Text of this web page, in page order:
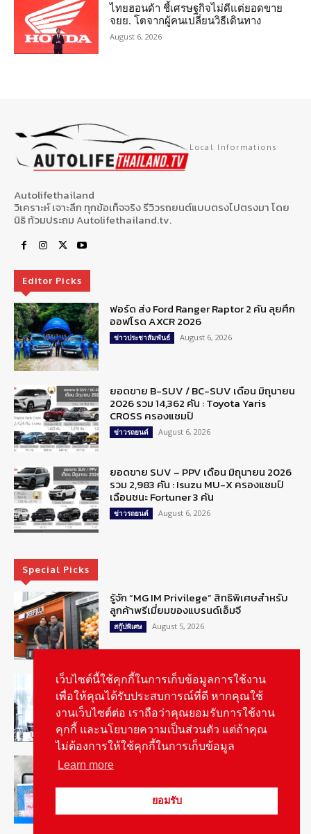
ไทยฮอนด้า ชี้เศรษฐกิจไม่ดีแต่ยอดขาย
จยย. โตจากผู้คนเปลี่ยนวิธีเดินทาง
August 6, 2026
Local Informations
Autolifethailand
วิเคราะห์ เจาะลึก ทุกข้อเท็จจริง รีวิวรถยนต์แบบตรงไปตรงมา โดย
นิธิ ท้วมประถม Autolifethailand.tv.
Editor Picks
ฟอร์ด ส่ง Ford Ranger Raptor 2 คัน ลุยศึก
ออฟโรด AXCR 2026
ข่าวประชาสัมพันธ์ August 6, 2026
ยอดขาย B-SUV / BC-SUV เดือน มิถุนายน
2026 รวม 14,362 คัน : Toyota Yaris
CROSS ครองแชมป์
ข่าวรถยนต์ August 6, 2026
ยอดขาย SUV – PPV เดือน มิถุนายน 2026
รวม 2,983 คัน : Isuzu MU-X ครองแชมป์
เฉือนชนะ Fortuner 3 คัน
ข่าวรถยนต์ August 6, 2026
Special Picks
รู้จัก “MG IM Privilege” สิทธิพิเศษสำหรับ
ลูกค้าพรีเมี่ยมของแบรนด์เอ็มจี
สกู๊ปพิเศษ August 5, 2026
สัมภาษณ์ประธานไทยฮอนด้าคนใหม่กับ
ภารกิจปั้นตลาดมอเตอร์ไซค์ไฟฟ้า
รายงานพิเศษ August 4, 2026
ดีเดย์! เชื่อมโยงฐานข้อมูล “ใบสั่งจราจร”
ใครไม่จ่ายชะลอส่งมอบป้ายภาษี
สกู๊ปพิเศษ August 1, 2026
เว็บไซต์นี้ใช้คุกกี้ในการเก็บข้อมูลการใช้งาน
เพื่อให้คุณได้รับประสบการณ์ที่ดี หากคุณใช้
งานเว็บไซต์ต่อ เราถือว่าคุณยอมรับการใช้งาน
คุกกี้ และนโยบายความเป็นส่วนตัว แต่ถ้าคุณ
ไม่ต้องการให้ใช้คุกกี้ในการเก็บข้อมูล
Learn more
ยอมรับ